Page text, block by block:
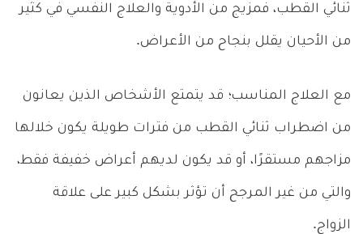
ثنائي القطب، فمزيج من الأدوية والعلاج النفسي في كثير
من الأحيان يقلل بنجاح من الأعراض.
مع العلاج المناسب؛ قد يتمتع الأشخاص الذين يعانون
من اضطراب ثنائي القطب من فترات طويلة يكون خلالها
مزاجهم مستقرًا، أو قد يكون لديهم أعراض خفيفة فقط،
والتي من غير المرجح أن تؤثر بشكل كبير على علاقة
الزواج.